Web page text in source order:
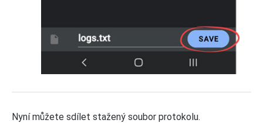
Nyní můžete sdílet stažený soubor protokolu.